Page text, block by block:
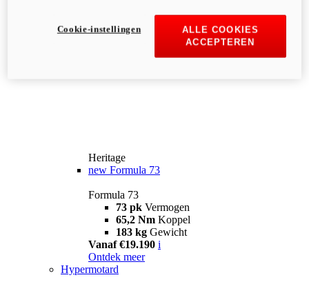
Heritage
new Formula 73
Formula 73
73 pk Vermogen
65,2 Nm Koppel
183 kg Gewicht
Vanaf €19.190 i
Ontdek meer
Hypermotard
ALLE COOKIES
ACCEPTEREN
Cookie-instellingen